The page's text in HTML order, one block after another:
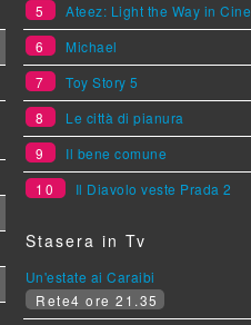
5
Ateez: Light the Way in
6
Michael
7
Toy Story 5
8
Le città di pianura
9
Il bene comune
10
Il Diavolo veste Prada 2
Stasera in Tv
Un'estate ai Caraibi
Rete4 ore 21.35